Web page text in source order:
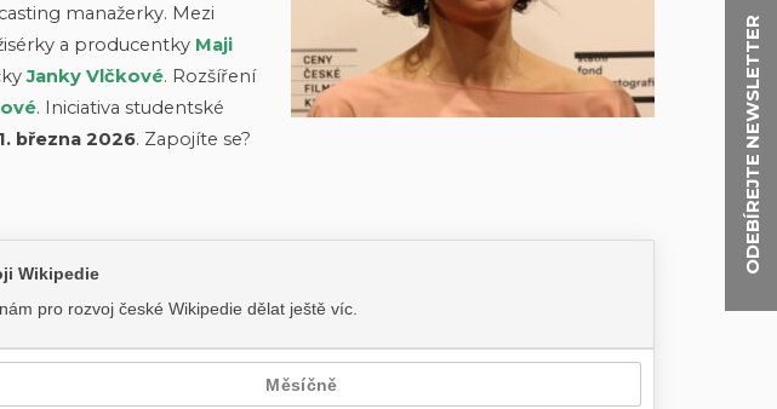
ODEBÍREJTE NEWSLETTER
manažerky. Mezi
a producentky Maji
Janky Vlčkové. Rozšíření
. Iniciativa studentské
1. března 2026. Zapojíte se?